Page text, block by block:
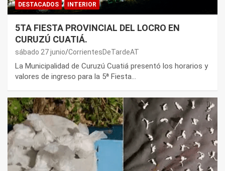
DESTACADOS INTERIOR
5TA FIESTA PROVINCIAL DEL LOCRO EN
CURUZÚ CUATIÁ.
sábado 27 junio CorrientesDeTardeAT
La Municipalidad de Curuzú Cuatiá presentó los horarios y
valores de ingreso para la 5ª Fiesta…